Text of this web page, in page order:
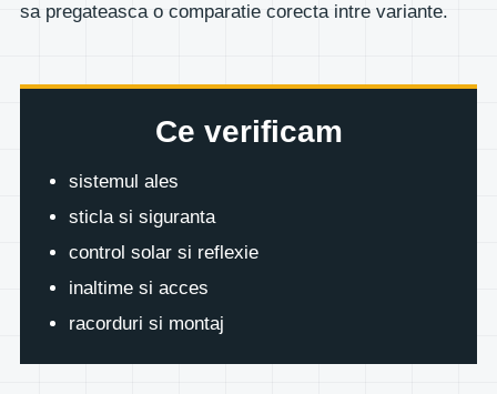
sa pregateasca o comparatie corecta intre variante.
Ce verificam
sistemul ales
sticla si siguranta
control solar si reflexie
inaltime si acces
racorduri si montaj